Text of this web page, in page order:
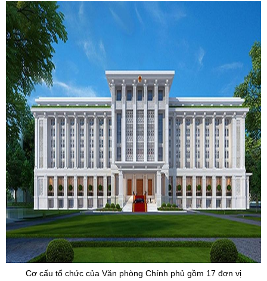
Cơ cấu tổ chức của Văn phòng Chính phủ gồm 17 đơn vị